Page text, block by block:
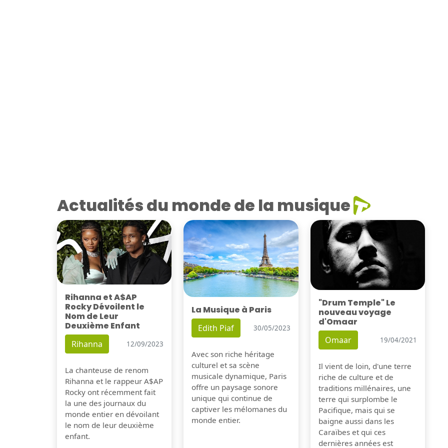
Actualités du monde de la musique
Rihanna et A$AP
Rocky Dévoilent le
Nom de Leur
Deuxième Enfant
Rihanna 12/09/2023
La chanteuse de renom
Rihanna et le rappeur A$AP
Rocky ont récemment fait
la une des journaux du
monde entier en dévoilant
le nom de leur deuxième
enfant.
La Musique à Paris
Edith Piaf 30/05/2023
Avec son riche héritage
culturel et sa scène
musicale dynamique, Paris
offre un paysage sonore
unique qui continue de
captiver les mélomanes du
monde entier.
"Drum Temple" Le
nouveau voyage
d'Omaar
Omaar 19/04/2021
Il vient de loin, d'une terre
riche de culture et de
traditions millénaires, une
terre qui surplombe le
Pacifique, mais qui se
baigne aussi dans les
Caraïbes et qui ces
dernières années est